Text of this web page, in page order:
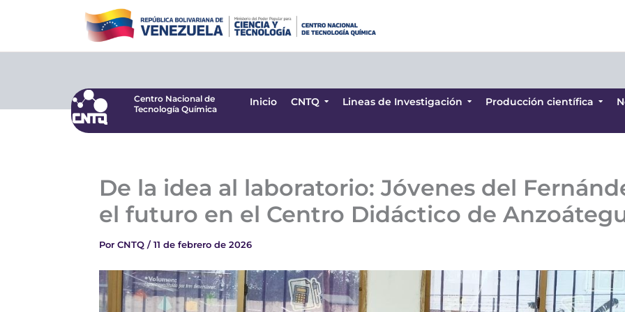
Tecnología Química
CNTQ
Centro Nacional de
Tecnología Química
Inicio CNTQ Lineas de Investigación Producción científica
De la idea al laboratorio: Jóvenes del
el futuro en el Centro Didáctico de
Por CNTQ /11 de febrero de 2026